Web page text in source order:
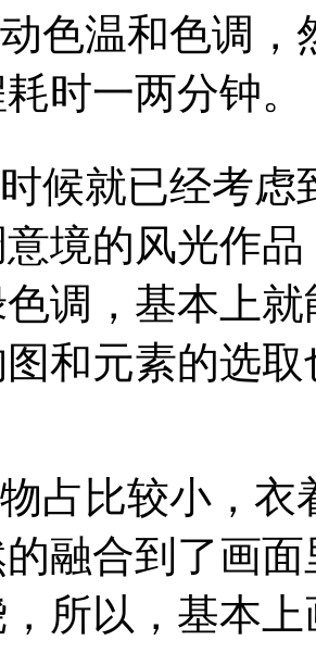
色温和色调，
时一两分钟。
候就已经考虑
境的风光作
调，基本上
和元素的选
占比较小，
融合到了画
所以，基本